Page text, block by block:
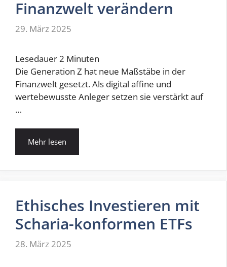
Finanzwelt verändern
29. März 2025
Lesedauer 2 Minuten
Die Generation Z hat neue Maßstäbe in der
Finanzwelt gesetzt. Als digital affine und
wertebewusste Anleger setzen sie verstärkt auf
…
Mehr lesen
Ethisches Investieren mit
Scharia-konformen ETFs
28. März 2025